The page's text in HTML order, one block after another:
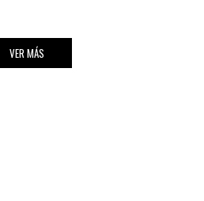
VER MÁS